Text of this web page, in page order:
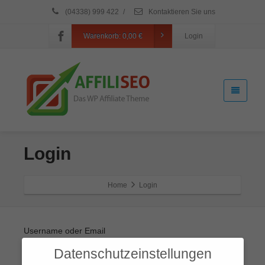
(04338) 999 422 / Kontaktieren Sie uns
Warenkorb: 0,00 € Login
Login
Home Login
Username oder Email
Datenschutzeinstellungen